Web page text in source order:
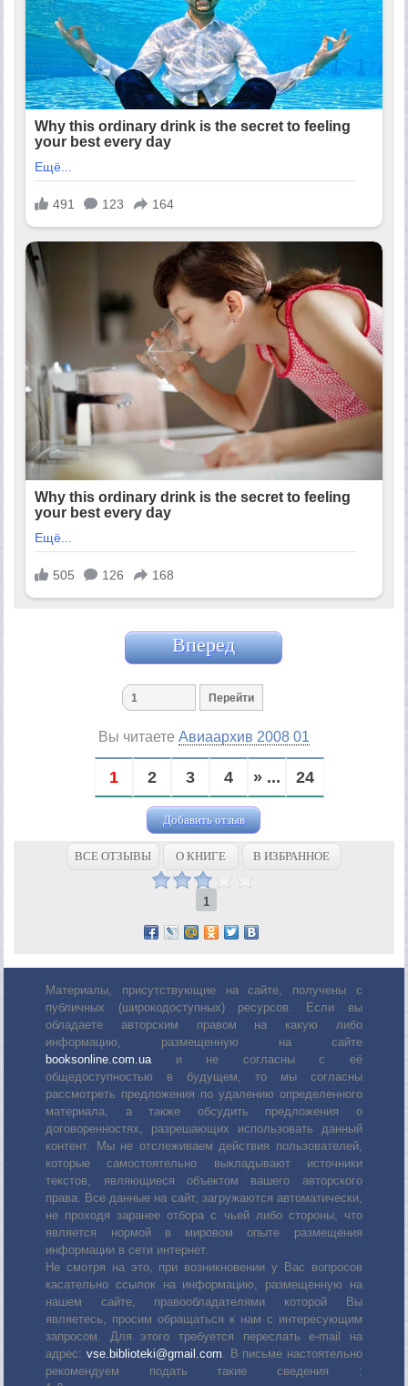
Вперед
Вы читаете Авиаархив 2008 01
1 2 3 4 » ... 24
Добавить отзыв
ВСЕ ОТЗЫВЫ О КНИГЕ В ИЗБРАННОЕ
1
Материалы, присутствующие на сайте, получены с
публичных (широкодоступных) ресурсов. Если вы
обладаете авторским правом на какую либо
информацию, размещенную на сайте
booksonline.com.uaи не согласны с её
общедоступностью в будущем, то мы согласны
рассмотреть предложения по удалению определенного
материала, а также обсудить предложения о
договоренностях, разрешающих использовать данный
контент. Мы не отслеживаем действия пользователей,
которые самостоятельно выкладывают источники
текстов, являющиеся объектом вашего авторского
права. Все данные на сайт, загружаются автоматически,
не проходя заранее отбора с чьей либо стороны, что
является нормой в мировом опыте размещения
информации в сети интернет.
Не смотря на это, при возникновении у Вас вопросов
касательно ссылок на информацию, размещенную на
нашем сайте, правообладателями которой Вы
являетесь, просим обращаться к нам с интересующим
запросом. Для этого требуется переслать е-mail на
адрес: vse.biblioteki@gmail.com. В письме настоятельно
рекомендуем подать такие сведения :